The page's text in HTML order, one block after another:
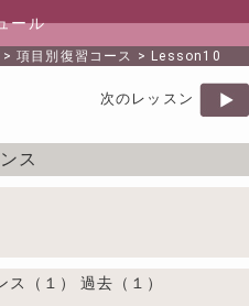
ール
>項目別復習コース > Lesson10
次のレッスン
ス
（１） 過去（１）